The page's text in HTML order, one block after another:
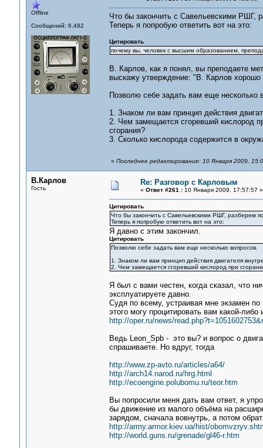
Offline
Сообщений: 6,482
Что бы закончить с Савельевскими РШГ,
Теперь я попробую ответить вот на это:
Цитировать
почему вы, человек с высшим образованием,
В. Карлов, как я понял, вы преподаете
выскажу утверждение: "В. Карлов хорошо
Позволю себе задать вам еще несколько
1. Знаком ли вам принцип действия
2. Чем замещается сгоревший кислород
сгорания?
3. Сколько кислорода содержится в
« Последнее редактирование: 10 Января 2009,
В.Карлов
Гость
Re: Разговор с Карловым
« Ответ #261 :10 Января 2009, 17:57:57 »
Цитировать
Что бы закончить с Савельевскими РШГ, разберем
Теперь я попробую ответить вот на это:
Я давно с этим закончил.
Цитировать
Позволю себе задать вам еще несколько вопросов.
1. Знаком ли вам принцип действия двигателя
2. Чем замещается сгоревший кислород при
Я был с вами честен, когда сказал, что
эксплуатируете давно.
Судя по всему, устраивая мне экзамен
этого могу процитировать вам какой-
http://oper.ru/news/
Ведь Leon_Spb - это вы? и вопрос о
спрашиваете. Но вдруг, тогда
http://www.zp-avto.ru/articles/a64/
http://arch14.narod.ru/hrg.html
http://ecoengine.polubomu.ru/teor.htm
Вы попросили меня дать вам ответ, я
бы движение из малого объёма на
зарядом, сначала вовнутрь, а потом
http://army.armor.kiev.ua/hist/
http://world.guns.ru/grenade/gl46-r.htm